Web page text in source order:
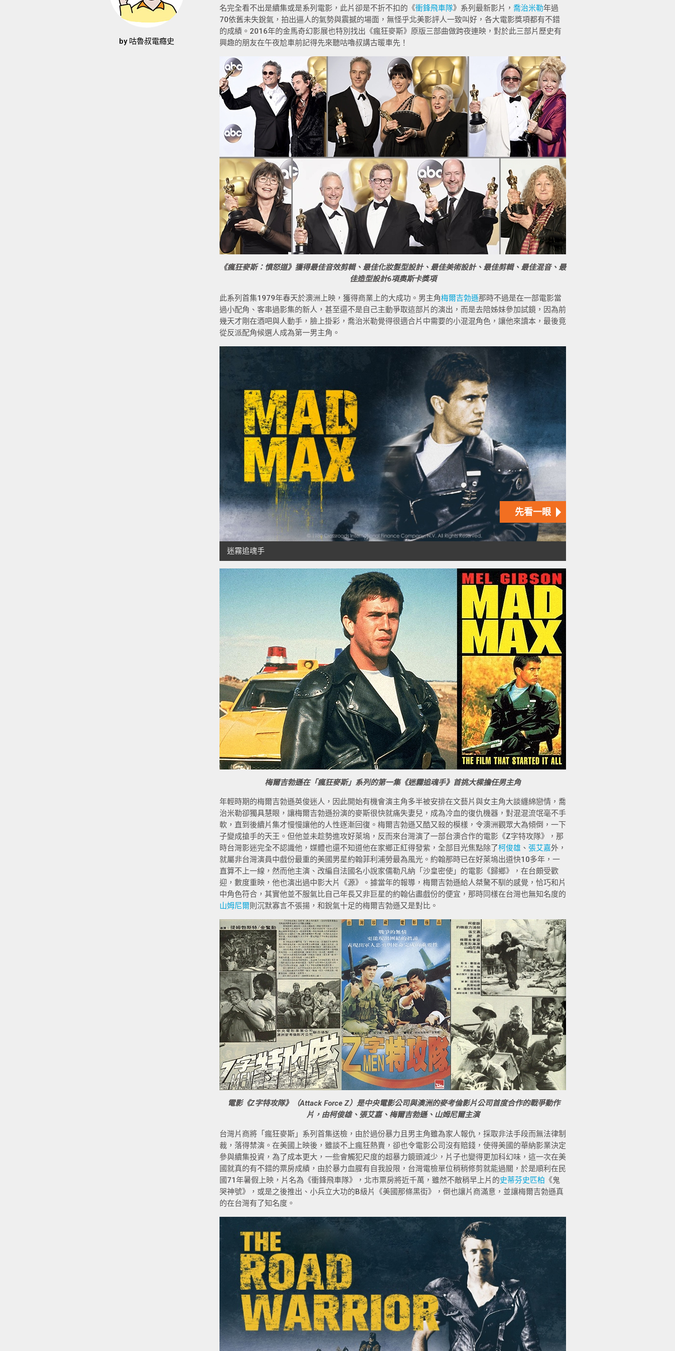
by 咕魯叔電癮史
名完全看不出是續集或是系列電影，此片卻是不折不扣的《衝鋒飛車隊》系列最新影片， 喬治米勒年過
70依舊未失銳氣，拍出逼人的氣勢與震撼的場面，無怪乎北美影評人一致叫好，各大電影獎項都有不錯
的成績。2016年的金馬奇幻影展也特別找出《瘋狂麥斯》原版三部曲做跨夜連映，對於此三部片歷史有
興趣的朋友在午夜尬車前記得先來聽咕嚕叔講古暖車先！
《瘋狂麥斯：憤怒道》 獲得最佳音效剪輯、最佳化妝髮型設計、最佳美術設計、最佳剪輯、最佳混音、最
佳造型設計6項奧斯卡獎項
此系列首集1979年春天於澳洲上映，獲得商業上的大成功。男主角梅爾吉勃遜那時不過是在一部電影當
過小配角、客串過影集的新人，甚至還不是自己主動爭取這部片的演出，而是去陪姊妹參加試鏡，因為前
幾天才剛在酒吧與人動手，臉上掛彩，喬治米勒覺得很適合片中需要的小混混角色，讓他來讀本，最後竟
從反派配角候選人成為第一男主角。
梅爾吉勃遜在「瘋狂麥斯」系列的第一集《迷霧追魂手》首挑大樑擔任男主角
年輕時期的梅爾吉勃遜英俊迷人，因此開始有機會演主角多半被安排在文藝片與女主角大談纏綿戀情，喬
治米勒卻獨具慧眼，讓梅爾吉勃遜扮演的麥斯很快就痛失妻兒，成為冷血的復仇機器，對混混流氓毫不手
軟，直到後續片集才慢慢讓他的人性逐漸回復。梅爾吉勃遜又酷又殺的模樣，令澳洲觀眾大為傾倒，一下
子變成搶手的天王。但他並未趁勢進攻好萊塢，反而來台灣演了一部台澳合作的電影《Z字特攻隊》，那
時台灣影迷完全不認識他，媒體也還不知道他在家鄉正紅得發紫，全部目光焦點除了柯俊雄 、 張艾嘉外，
就屬非台灣演員中戲份最重的美國男星約翰菲利浦勞最為風光。約翰那時已在好萊塢出道快10多年，一
直算不上一線，然而他主演、改編自法國名小說家儒勒凡納「沙皇密使」的電影《歸鄉》，在台頗受歡
迎，數度重映，他也演出過中影大片《源》。據當年的報導，梅爾吉勃遜給人桀驁不馴的感覺，恰巧和片
中角色符合，其實他並不服氣比自己年長又非巨星的約翰佔盡戲份的便宜，那時同樣在台灣也無知名度的
山姆尼爾則沉默寡言不張揚，和銳氣十足的梅爾吉勃遜又是對比。
電影《Z字特攻隊》（Attack Force Z）是中央電影公司與澳洲的麥考倫影片公司首度合作的戰爭動作
片，由柯俊雄、張艾嘉、梅爾吉勃遜、山姆尼爾主演
台灣片商將「瘋狂麥斯」系列首集送檢，由於過份暴力且男主角雖為家人報仇，採取非法手段而無法律制
裁，落得禁演。在美國上映後，雖談不上瘋狂熱賣，卻也令電影公司沒有賠錢，使得美國的華納影業決定
參與續集投資，為了成本更大，一些會觸犯尺度的超暴力鏡頭減少，片子也變得更加科幻味，這一次在美
國就真的有不錯的票房成績，由於暴力血腥有自我設限，台灣電檢單位稍稍修剪就能過關，於是順利在民
國71年暑假上映，片名為《衝鋒飛車隊》，北市票房將近千萬，雖然不敵稍早上片的史蒂芬史匹柏 《鬼
哭神號》，或是之後推出、小兵立大功的B級片《美國那條黑街》，倒也讓片商滿意，並讓梅爾吉勃遜真
的在台灣有了知名度。